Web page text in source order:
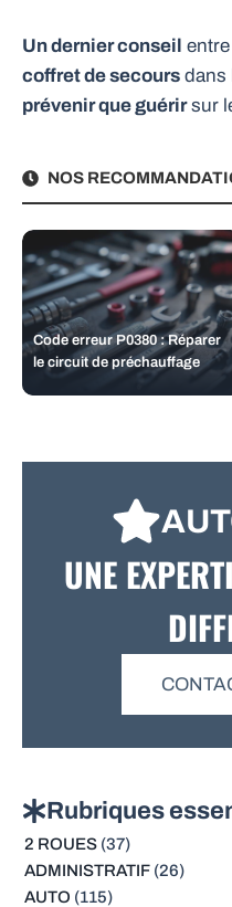
Un dernier conseil
coffret de secours dans
prévenir que guérirsur
NOS
Code erreur P0380 : Réparer
le circuit de préchauffage
UNE
Rubriques
2 ROUES(37)
ADMINISTRATIF(26)
AUTO (115)